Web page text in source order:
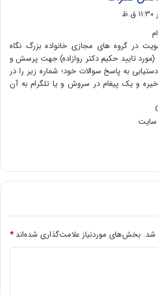
در گروه های مجازی خانواده بزرگ نگاه
تایید حکیم دکتر روازاده) جهت پرسش و
به پاسخ سوالات خود؛ شماره زیر را در
و یک پیغام در سروش و یا تلگرام به آن
سایت
شد. بخش‌های موردنیاز علامت‌گذاری شده‌اند*